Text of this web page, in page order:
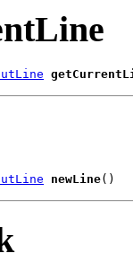
newLine()